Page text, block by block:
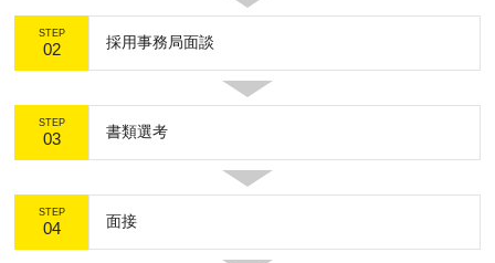
STEP
02 採用事務局面談
STEP
03 書類選考
STEP
04 面接